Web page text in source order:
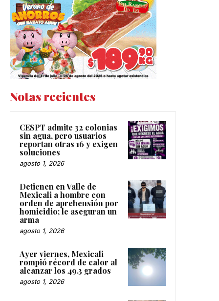
Notas recientes
CESPT admite 32 colonias
sin agua, pero usuarios
reportan otras 16 y exigen
soluciones
agosto 1, 2026
Detienen en Valle de
Mexicali a hombre con
orden de aprehensión por
homicidio; le aseguran un
arma
agosto 1, 2026
Ayer viernes, Mexicali
rompió récord de calor al
alcanzar los 49.3 grados
agosto 1, 2026